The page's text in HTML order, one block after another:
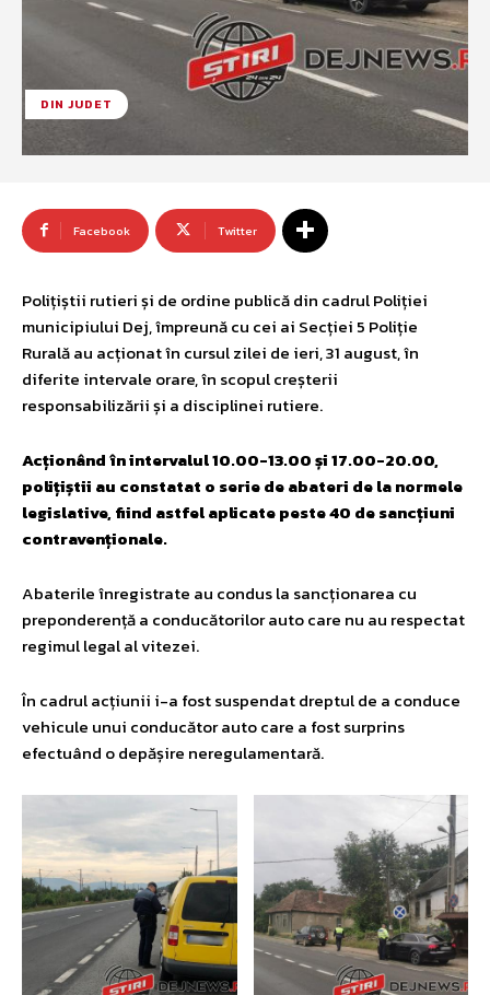
DIN JUDET
Facebook Twitter
Polițiștii rutieri și de ordine publică din cadrul Poliției
municipiului Dej, împreună cu cei ai Secției 5 Poliție
Rurală au acționat în cursul zilei de ieri, 31 august, în
diferite intervale orare, în scopul creșterii
responsabilizării și a disciplinei rutiere.
Acționând în intervalul 10.00-13.00 și 17.00-20.00,
polițiștii au constatat o serie de abateri de la normele
legislative, fiind astfel aplicate peste 40 de sancțiuni
contravenționale.
Abaterile înregistrate au condus la sancționarea cu
preponderență a conducătorilor auto care nu au respectat
regimul legal al vitezei.
În cadrul acțiunii i-a fost suspendat dreptul de a conduce
vehicule unui conducător auto care a fost surprins
efectuând o depășire neregulamentară.